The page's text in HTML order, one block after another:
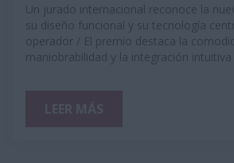
Un jurado internacional reconoce la
su diseño funcional y su tecnología
operador / El premio destaca la
maniobrabilidad y la integración